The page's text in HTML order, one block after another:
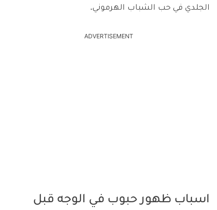
الجلدي في حب الشباب الهرموني.
ADVERTISEMENT
اسباب ظهور حبوب في الوجه قبل